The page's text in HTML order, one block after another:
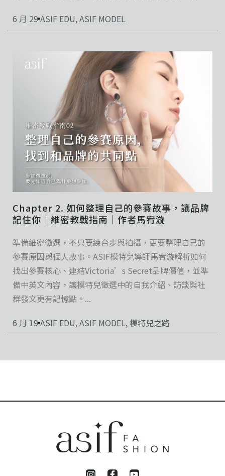
6 月 29 ASIF EDU,ASIF MODEL
Chapter 2. 如何整理自己的參賽故事，讓品牌
記住你｜維密教戰指南｜作者馬宥漩
準備維密徵選，不只要練台步與拍攝，更要整理自己的
參賽原因與個人故事。ASIF模特兒導師馬宥漩解析如何
找出參賽核心、連結Victoria’s Secret品牌價值，並準
備中英文內容，讓模特兒徵選中的自我介紹、訪談與社
群發文更有記憶點。...
6 月 19 ASIF EDU,ASIF MODEL,模特兒之路